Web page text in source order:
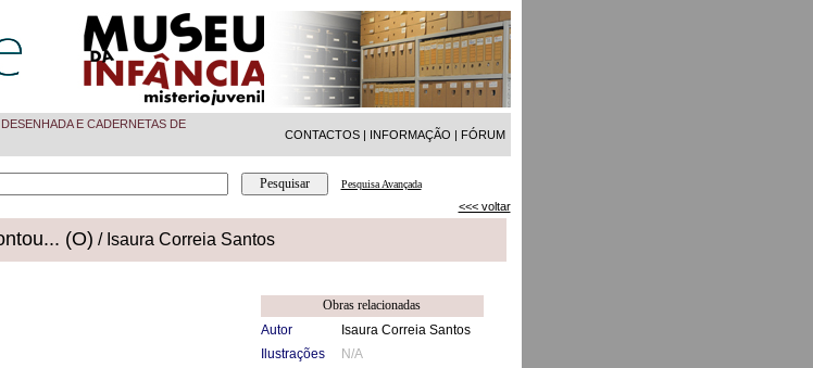
E CADERNETAS DE
CONTACTOS | INFORMAÇÃO | FÓRUM
Pesquisa Avançada
<<< voltar
(O) / Isaura Correia Santos
Obras relacionadas
Autor
Isaura Correia Santos
Ilustrações
N/A